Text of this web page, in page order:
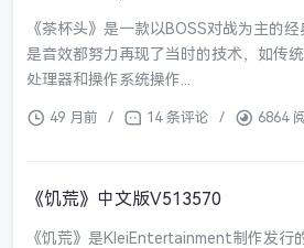
《茶杯头》是一款以BOSS对战为主的
是音效都努力再现了当时的技术，如传
处理器和操作系统操作...
49 月前 / 14 条评论 / 6864
《饥荒》中文版V513570
《饥荒》是KleiEntertainment制作发行